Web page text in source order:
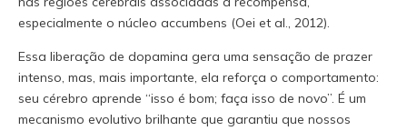
especialmente o núcleo accumbens (Oei et al., 2012).
Essa liberação de dopamina gera uma sensação de prazer
intenso, mas, mais importante, ela reforça o comportamento:
seu cérebro aprende “isso é bom; faça isso de novo”. É um
mecanismo evolutivo brilhante que garantiu que nossos